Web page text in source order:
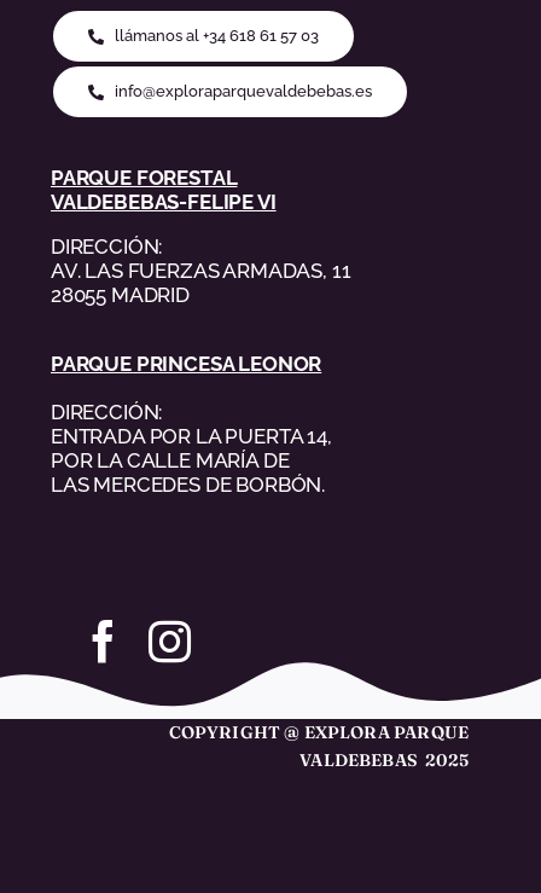
llámanos al +34 618 61 57 03
info@exploraparquevaldebebas.es
PARQUE FORESTAL
VALDEBEBAS-FELIPE VI
DIRECCIÓN:
AV. LAS FUERZAS ARMADAS, 11
28055 MADRID
PARQUE PRINCESA LEONOR
DIRECCIÓN:
ENTRADA POR LA PUERTA 14,
POR LA CALLE MARÍA DE
LAS MERCEDES DE BORBÓN.
COPYRIGHT @ EXPLORA PARQUE
VALDEBEBAS 2025